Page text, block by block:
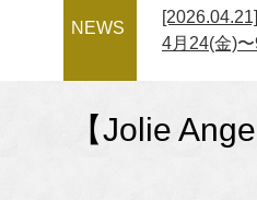
NEWS
[2026.04.21]
【Jolie